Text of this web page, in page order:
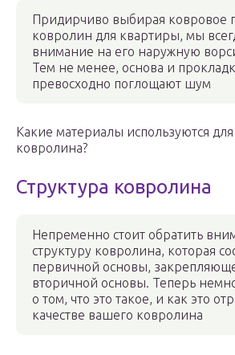
Придирчиво выбирая ковровое
ковролин для квартиры, мы
внимание на его наружную
Тем не менее, основа и
превосходно поглощают шум
Какие материалы используются
ковролина?
Структура ковролина
Непременно стоит обратить
структуру ковролина, которая
первичной основы,
вторичной основы. Теперь
о том, что это такое, и как это
качестве вашего ковролина